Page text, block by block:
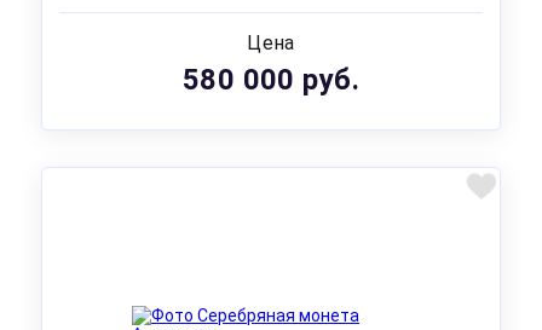
Цена
580 000 руб.